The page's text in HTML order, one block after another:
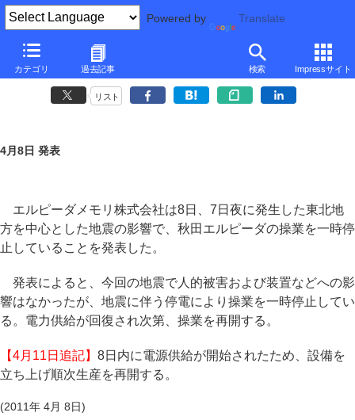
Powered by Translate
カテゴリ 過去記事 検索 Impressサイト
エルピーダ、7日に発生した地震による停電で秋田での操業を一時停止
～8日内に電力復旧、操業再開
リスト
4月8日 発表
エルピーダメモリ株式会社は8日、7日夜に発生した東北地
方を中心とした地震の影響で、秋田エルピーダの操業を一時停
止していることを発表した。
発表によると、今回の地震で人的被害および装置などへの影
響はなかったが、地震に伴う停電により操業を一時停止してい
る。電力供給が回復され次第、操業を再開する。
【4月11日追記】 8日内に電源供給が開始されたため、設備を
立ち上げ順次生産を再開する。
(2011年 4月 8日)